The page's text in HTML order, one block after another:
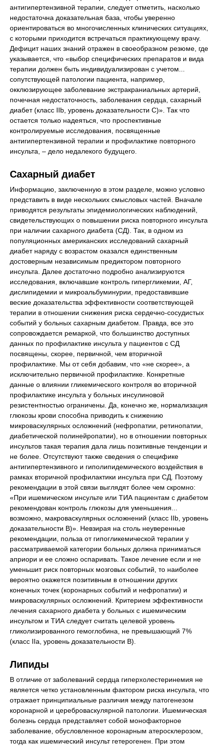
антигипертензивной терапии, следует отметить, насколько
недостаточна доказательная база, чтобы уверенно
ориентироваться во многочисленных клинических ситуациях,
с которыми приходится встречаться практикующему врачу.
Дефицит наших знаний отражен в своеобразном резюме, где
указывается, что «выбор специфических препаратов и вида
терапии должен быть индивидуализирован с учетом...
сопутствующей патологии пациента, например,
окклюзирующее заболевание экстракраниальных артерий,
почечная недостаточность, заболевания сердца, сахарный
диабет (класс IIb, уровень доказательности C)». Так что
остается только надеяться, что проспективные
контролируемые исследования, посвященные
антигипертензивной терапии и профилактике повторного
инсульта, – дело недалекого будущего.
Сахарный диабет
Информацию, заключенную в этом разделе, можно условно
представить в виде нескольких смысловых частей. Вначале
приводятся результаты эпидемиологических наблюдений,
свидетельствующих о повышении риска повторного инсульта
при наличии сахарного диабета (СД). Так, в одном из
популяционных американских исследований сахарный
диабет наряду с возрастом оказался единственным
достоверным независимым предиктором повторного
инсульта. Далее достаточно подробно анализируются
исследования, включавшие контроль гипергликемии, АГ,
дислипидемии и микроальбуминурии, предоставившие
веские доказательства эффективности соответствующей
терапии в отношении снижения риска сердечно-сосудистых
событий у больных сахарным диабетом. Правда, все это
сопровождается ремаркой, что большинство доступных
данных по профилактике инсульта у пациентов с СД
посвящены, скорее, первичной, чем вторичной
профилактике. Мы от себя добавим, что «не скорее», а
исключительно первичной профилактике. Конкретные
данные о влиянии гликемического контроля во вторичной
профилактике инсульта у больных инсулиновой
резистентностью ограничены. Да, конечно же, нормализация
глюкозы крови способна приводить к снижению
микроваскулярных осложнений (нефропатии, ретинопатии,
диабетической полинейропатии), но в отношении повторных
инсультов такая терапия дала лишь позитивные тенденции и
не более. Отсутствуют также сведения о специфике
антигипертензивного и гиполипидемического воздействия в
рамках вторичной профилактики инсульта при СД. Поэтому
рекомендации в этой связи выглядят более чем скромно:
«При ишемическом инсульте или ТИА пациентам с диабетом
рекомендован контроль глюкозы для уменьшения...
возможно, макроваскулярных осложнений (класс IIb, уровень
доказательности B)». Невзирая на столь неуверенные
рекомендации, польза от гипогликемической терапии у
рассматриваемой категории больных должна приниматься
априори и ее сложно оспаривать. Такое лечение если и не
уменьшит риск повторных мозговых событий, то наиболее
вероятно окажется позитивным в отношении других
конечных точек (коронарных событий и нефропатии) и
микроваскулярных осложнений. Критерием эффективности
лечения сахарного диабета у больных с ишемическим
инсультом и ТИА следует считать целевой уровень
гликолизированного гемоглобина, не превышающий 7%
(класс IIa, уровень доказательности B).
Липиды
В отличие от заболеваний сердца гиперхолестеринемия не
является четко установленным фактором риска инсульта, что
отражает принципиальные различия между патогенезом
коронарной и цереброваскулярной патологии. Ишемическая
болезнь сердца представляет собой монофакторное
заболевание, обусловленное коронарным атеросклерозом,
тогда как ишемический инсульт гетерогенен. При этом